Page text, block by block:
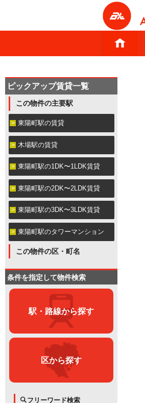
ピックアップ賃貸一覧
この物件の主要駅
東陽町駅の賃貸
木場駅の賃貸
東陽町駅の1DK〜1LDK賃貸
東陽町駅の2DK〜2LDK賃貸
東陽町駅の3DK〜3LDK賃貸
東陽町駅のタワーマンション
この物件の区・町名
条件を指定して物件検索
駅・路線から探す
区から探す
フリーワード検索